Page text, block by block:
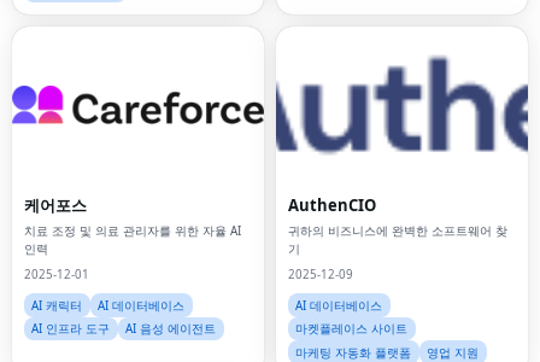
케어포스
치료 조정 및 의료 관리자를 위한 자율 AI
인력
2025-12-01
AI 캐릭터
AI 데이터베이스
AI 인프라 도구
AI 음성 에이전트
AuthenCIO
귀하의 비즈니스에 완벽한 소프트웨어 찾
기
2025-12-09
AI 데이터베이스
마켓플레이스 사이트
마케팅 자동화 플랫폼
영업 지원